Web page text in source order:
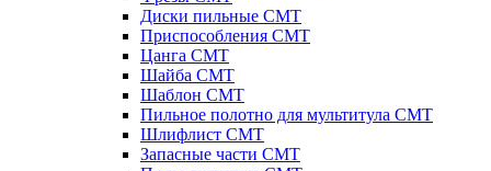
Диски пильные CMT
Приспособления СМТ
Цанга CMT
Шайба CMT
Шаблон CMT
Пильное полотно для мультитула CMT
Шлифлист CMT
Запасные части CMT